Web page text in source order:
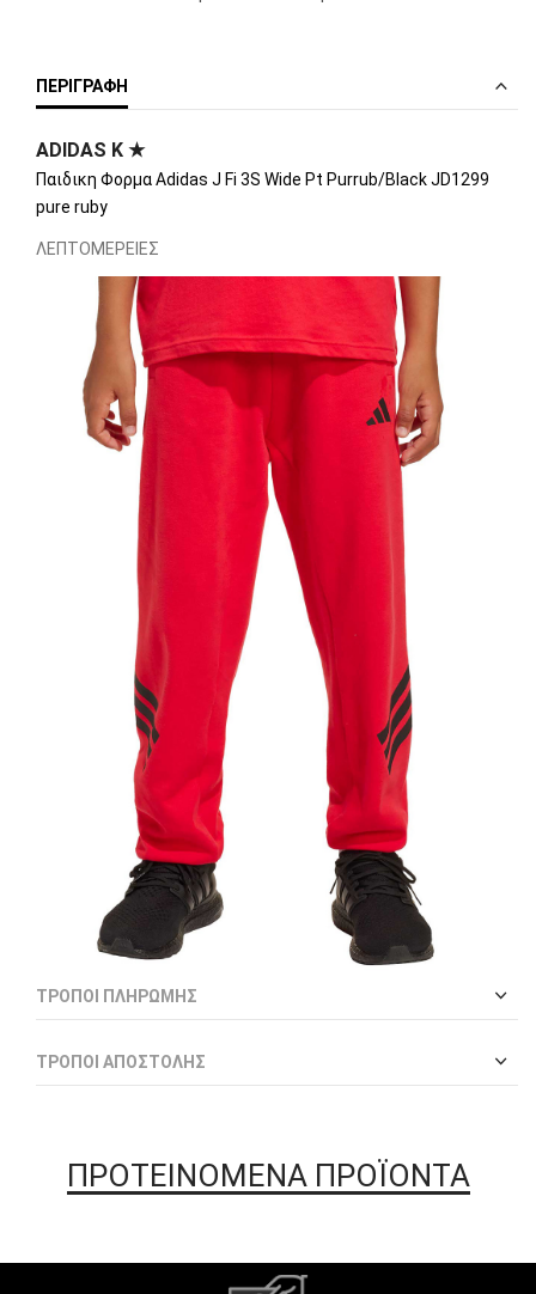
ΠΕΡΙΓΡΑΦΉ
ADIDAS K ★
Παιδικη Φορμα Adidas J Fi 3S Wide Pt Purrub/Black JD1299
pure ruby
ΛΕΠΤΟΜΕΡΕΙΕΣ
ΤΡΌΠΟΙ ΠΛΗΡΩΜΉΣ
ΤΡΌΠΟΙ ΑΠΟΣΤΟΛΉΣ
ΠΡΟΤΕΙΝΟΜΕΝΑ ΠΡΟΪΟΝΤΑ